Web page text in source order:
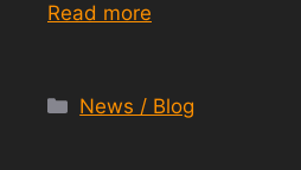
Read more
News / Blog